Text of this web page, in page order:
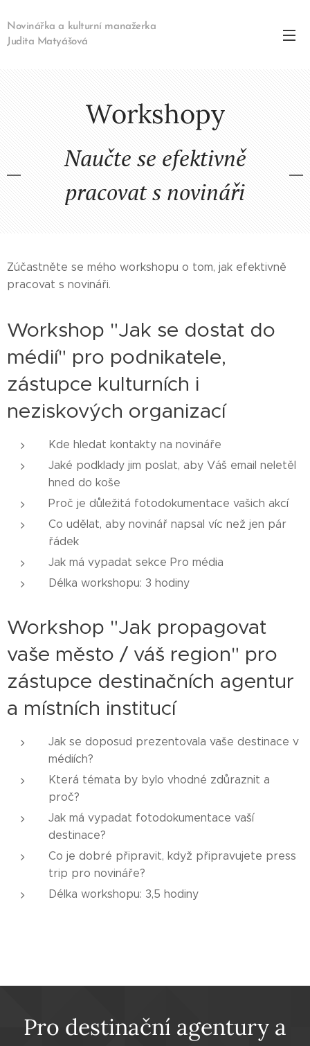
Novinářka a kulturní manažerka
Judita Matyášová
Workshopy
Naučte se efektivně
pracovat s novináři
Zúčastněte se mého workshopu o tom, jak efektivně
pracovat s novináři.
Workshop "Jak se dostat do
médií" pro podnikatele,
zástupce kulturních i
neziskových organizací
Kde hledat kontakty na novináře
Jaké podklady jim poslat, aby Váš email neletěl
hned do koše
Proč je důležitá fotodokumentace vašich akcí
Co udělat, aby novinář napsal víc než jen pár
řádek
Jak má vypadat sekce Pro média
Délka workshopu: 3 hodiny
Workshop "Jak propagovat
vaše město / váš region" pro
zástupce destinačních agentur
a místních institucí
Jak se doposud prezentovala vaše destinace v
médiích?
Která témata by bylo vhodné zdůraznit a
proč?
Jak má vypadat fotodokumentace vaší
destinace?
Co je dobré připravit, když připravujete press
trip pro novináře?
Délka workshopu: 3,5 hodiny
Pro destinační agentury a